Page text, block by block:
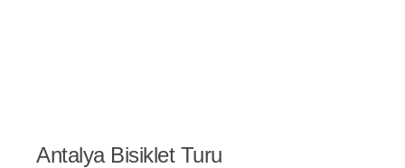
Antalya Bisiklet Turu